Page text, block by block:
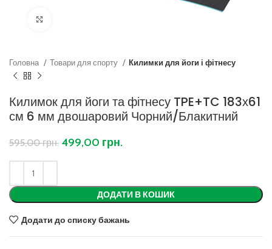
Головна Товари для спорту Килимки для йоги і фітнесу
Килимок для йоги та фітнесу TPE+TC 183х61
см 6 мм двошаровий Чорний/Блакитний
595,00грн. 499,00 грн.
ДОДАТИ В КОШИК
Додати до списку бажань